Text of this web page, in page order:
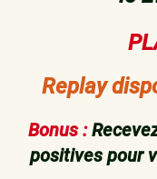
Replay
Bonus :
positives pour